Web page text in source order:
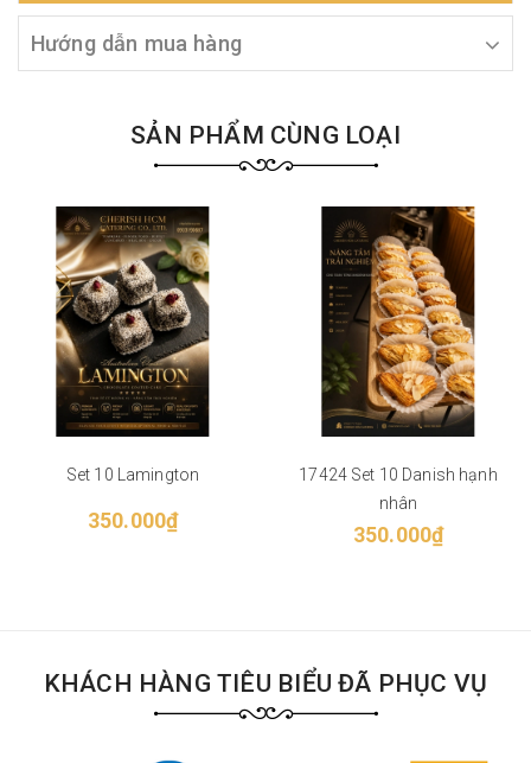
Hướng dẫn mua hàng
SẢN PHẨM CÙNG LOẠI
Set 10 Lamington
350.000₫
17424 Set 10 Danish hạnh
nhân
350.000₫
KHÁCH HÀNG TIÊU BIỂU ĐÃ PHỤC VỤ